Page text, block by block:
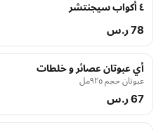
٤ أكواب سيجنتشر
78 ر.س
أي عبوتان عصائر و خلطات
عبوتان حجم ٩٢٥مل
67 ر.س